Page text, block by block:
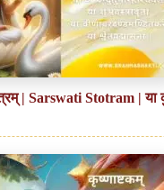
| Sarswati Stotram | या